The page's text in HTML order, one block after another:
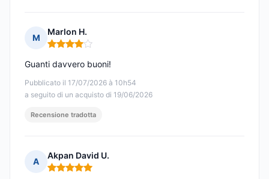
M
Marlon H.
Nota: 4 su 5
Pubblicato il 17/07/2026 à 10h54
a seguito di un acquisto di 19/06/2026
Guanti davvero buoni!
Recensione tradotta
A
Akpan David U.
Nota: 5 su 5